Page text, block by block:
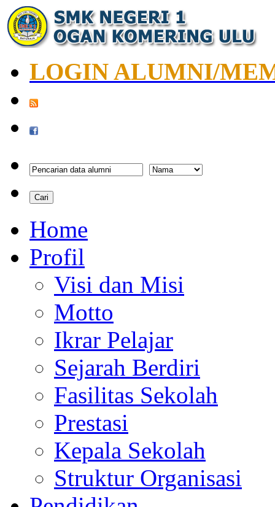
LOGIN ALUMNI/
Home
Profil
Visi dan Misi
Motto
Ikrar Pelajar
Sejarah Berdiri
Fasilitas Sekolah
Prestasi
Kepala Sekolah
Struktur Organisasi